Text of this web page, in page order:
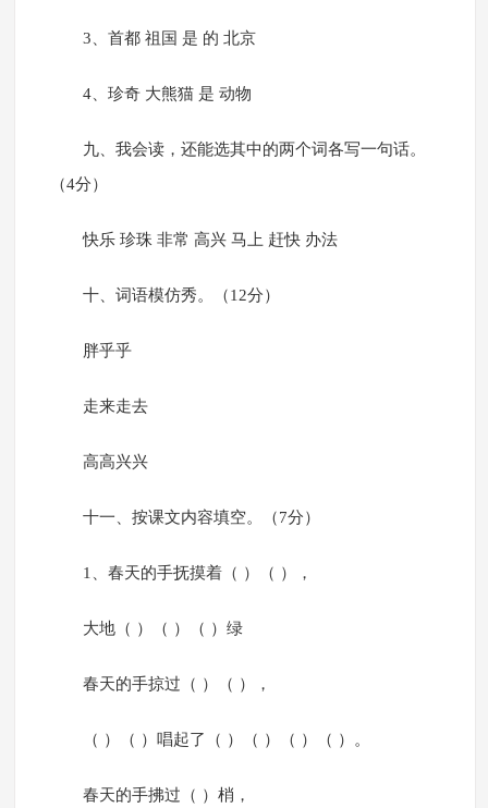
3、首都 祖国 是 的 北京
4、珍奇 大熊猫 是 动物
九、我会读，还能选其中的两个词各写一句话。
（4分）
快乐 珍珠 非常 高兴 马上 赶快 办法
十、词语模仿秀。（12分）
胖乎乎
走来走去
高高兴兴
十一、按课文内容填空。（7分）
1、春天的手抚摸着（ ）（ ），
大地（ ）（ ）（ ）绿
春天的手掠过（ ）（ ），
（ ）（ ）唱起了（ ）（ ）（ ）（ ）。
春天的手拂过（ ）梢，